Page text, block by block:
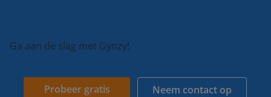
Ga aan de slag met Gynzy!
Probeer gratis Neem contact op